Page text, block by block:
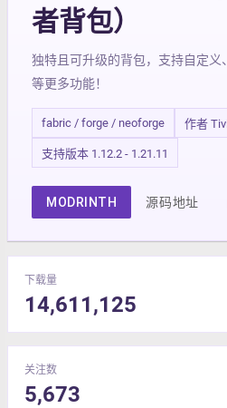
者背包）
独特且可升级的背包，支持自定义
等更多功能！
fabric / forge / neoforge 作者
支持版本 1.12.2 - 1.21.11
MODRINTH 源码地址
下载量
14,611,125
关注数
5,673